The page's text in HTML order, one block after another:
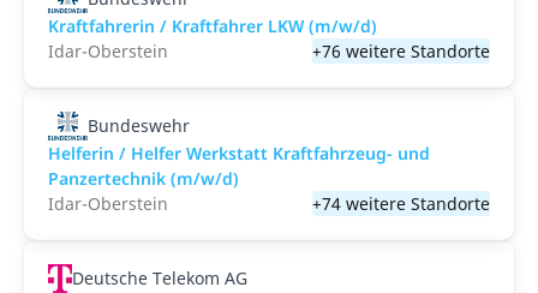
Kraftfahrerin / Kraftfahrer LKW (m/w/d)
Idar-Oberstein
+76 weitere Standorte
Bundeswehr
Helferin / Helfer Werkstatt Kraftfahrzeug- und
Panzertechnik (m/w/d)
Idar-Oberstein
+74 weitere Standorte
Deutsche Telekom AG